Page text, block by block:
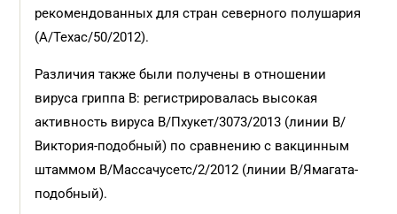
рекомендованных для стран северного полушария
(А/Техас/50/2012).
Различия также были получены в отношении
вируса гриппа В: регистрировалась высокая
активность вируса В/Пхукет/3073/2013 (линии В/
Виктория-подобный) по сравнению с вакцинным
штаммом В/Массачусетс/2/2012 (линии В/Ямагата-
подобный).